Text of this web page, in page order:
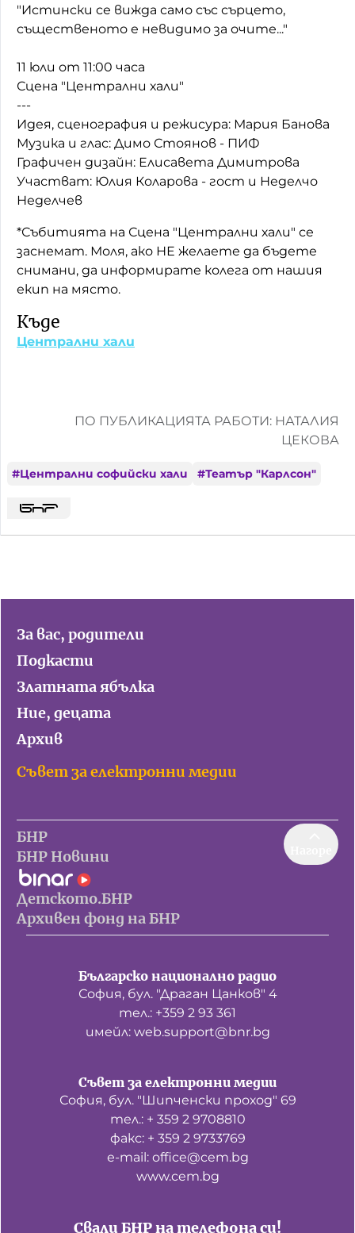
"Истински се вижда само със сърцето,
същественото е невидимо за очите..."
11 юли от 11:00 часа
Сцена "Централни хали"
---
Идея, сценография и режисура: Мария Банова
Музика и глас: Димо Стоянов - ПИФ
Графичен дизайн: Елисавета Димитрова
Участват: Юлия Коларова - гост и Неделчо
Неделчев
*Събитията на Сцена "Централни хали" се
заснемат. Моля, ако НЕ желаете да бъдете
снимани, да информирате колега от нашия
екип на място.
Къде
Централни хали
ПО ПУБЛИКАЦИЯТА РАБОТИ: НАТАЛИЯ
ЦЕКОВА
#Централни софийски хали #Театър "Карлсон"
За вас, родители
Подкасти
Златната ябълка
Ние, децата
Архив
Съвет за електронни медии
БНР
БНР Новини
Детското.БНР
Архивен фонд на БНР
Българско национално радио
София, бул. "Драган Цанков" 4
тел.: +359 2 93 361
имейл: web.support@bnr.bg
Свали БНР на телефона си!
Съвет за електронни медии
София, бул. "Шипченски проход" 69
тел.: + 359 2 9708810
факс: + 359 2 9733769
е-mail: office@cem.bg
www.cem.bg